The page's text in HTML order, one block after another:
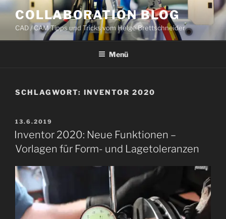
Zum
Inhalt
springen
COLLABORATION BLOG
CAD / CAM Tipps und Tricks vom Helge Brettschneider
Menü
SCHLAGWORT: INVENTOR 2020
VERÖFFENTLICHT
AM
13.6.2019
Inventor 2020: Neue Funktionen –
Vorlagen für Form- und Lagetoleranzen